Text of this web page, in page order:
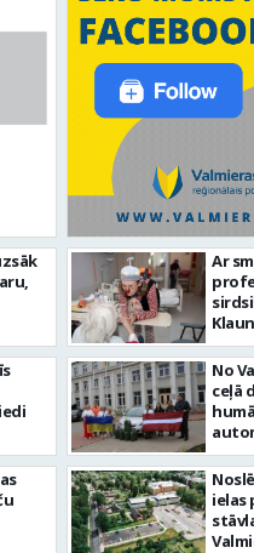
laikmetīgās
“Kurtuve”
Ar
No
ceļā
ielas